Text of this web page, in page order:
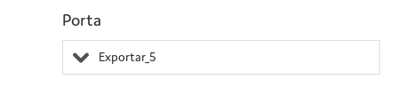
Porta
Exportar_5